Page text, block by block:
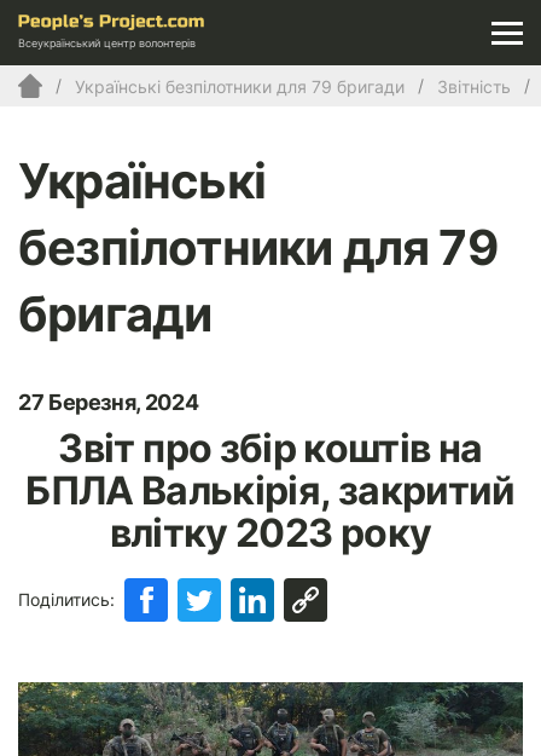
Всеукраїнський центр волонтерів
Українські безпілотники для 79 бригади Звітність
Українські
безпілотники для 79
бригади
27 Березня, 2024
Звіт про збір коштів на
БПЛА Валькірія, закритий
влітку 2023 року
Поділитись: